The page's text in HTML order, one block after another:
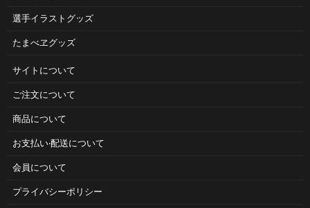
選手イラストグッズ
たまべヱグッズ
サイトについて
ご注⽂について
商品について
お⽀払い‧配送について
会員について
プライバシーポリシー